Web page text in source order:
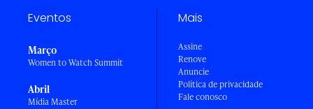
Eventos
Março
Women to Watch Summit
Abril
Mídia Master
Mais
Assine
Renove
Anuncie
Política de privacidade
Fale conosco